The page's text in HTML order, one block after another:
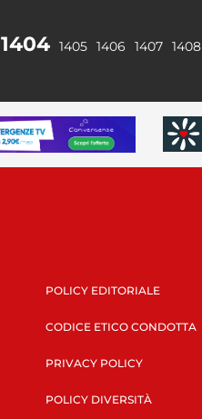
1404 1405 1406 1407 1408
POLICY EDITORIALE
CODICE ETICO CONDOTTA
PRIVACY POLICY
POLICY DIVERSITÀ